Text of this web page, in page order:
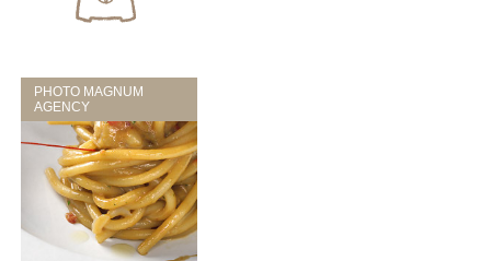
PHOTO MAGNUM
AGENCY